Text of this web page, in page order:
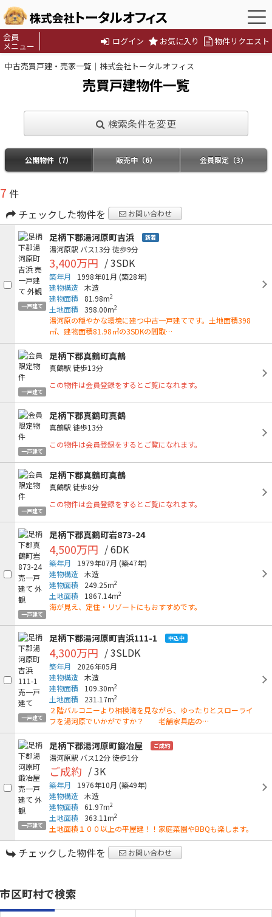
会員
メニュー ログイン お気に入り 物件リクエスト
中古売買戸建・売家一覧｜株式会社トータルオフィス
売買戸建物件一覧
検索条件を変更
公開物件（7） 販売中（6） 会員限定（3）
7 件
チェックした物件を
お問い合わせ
一戸建て
足柄下郡湯河原町吉浜 新着
湯河原駅 バス13分徒歩9分
3,400万円 / 3SDK
築年月 1998年01月 (築28年)
建物構造 木造
建物面積
81.98m2
土地面積 398.00m2
湯河原の穏やかな環境に建つ中古一戸建てです。土地面積398
㎡、建物面積81.98㎡の3SDKの間取…
一戸建て
足柄下郡真鶴町真鶴
真鶴駅 徒歩13分
この物件は会員登録をするとご覧になれます。
一戸建て
足柄下郡真鶴町真鶴
真鶴駅 徒歩13分
この物件は会員登録をするとご覧になれます。
一戸建て
足柄下郡真鶴町真鶴
真鶴駅 徒歩8分
この物件は会員登録をするとご覧になれます。
一戸建て
足柄下郡真鶴町岩873-24
4,500万円 / 6DK
築年月 1979年07月 (築47年)
建物構造 木造
建物面積
249.25m2
土地面積 1867.14m2
海が見え、定住・リゾートにもおすすめです。
一戸建て
足柄下郡湯河原町吉浜111-1 申込中
4,300万円 / 3SLDK
築年月
2026年05月
建物構造 木造
建物面積
109.30m2
土地面積 231.17m2
２階バルコニーより相模湾を見ながら、ゆったりとスローライ
フを湯河原でいかがですか？ 老舗家具店の…
一戸建て
足柄下郡湯河原町鍛冶屋 ご成約
湯河原駅 バス12分徒歩1分
ご成約 / 3K
築年月 1976年10月 (築49年)
建物構造 木造
建物面積
61.97m2
土地面積 363.11m2
土地面積１００以上の平屋建！！家庭菜園やBBQも楽します。
チェックした物件を お問い合わせ
市区町村で検索